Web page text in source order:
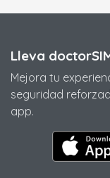
Lleva
Mejora tu
seguridad
app.